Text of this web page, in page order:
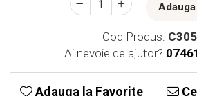
Cod Produs: C305
Ai nevoie de ajutor?
Adauga la Favorite